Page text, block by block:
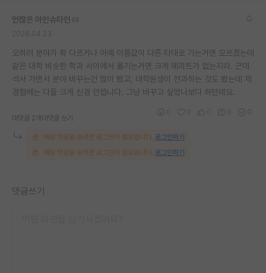
언짢은 아인슈타인
오히려 분야가 확 다르거나 아예 이름값이 다른 타대로 가는거면 모르겠는데
같은 대학 비슷한 학과 사이에서 옮기는거면 크게 메리트가 없는지라. 근데
석사 가면서 분야 바꾸는건 많이 봤고, 대학원생이 전과하는 것도 봤는데 제
경험에는 다들 크게 신경 안씁니다. 그냥 바꾸고 싶었나보다 하던데요.
대댓글 2개 대댓글 쓰기
해당 댓글을 보려면 로그인이 필요합니다. 로그인하기
해당 댓글을 보려면 로그인이 필요합니다. 로그인하기
댓글쓰기